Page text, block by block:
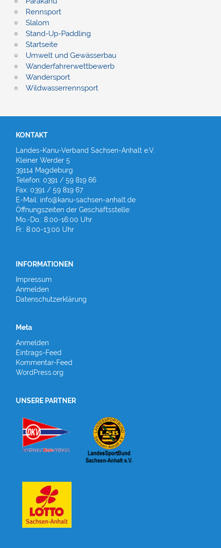
Rennsport
Slalom
Stand-Up-Paddling
Startseite
Umwelt und Gewässerbau
Wanderfahrerwettbewerb
Wandersport
Wildwasserrennsport
KONTAKT
Landes-Kanu-Verband Sachsen-Anhalt e.V.
Kleiner Werder 5
39114 Magdeburg
Telefon: 0391 / 59 819 66
Fax: 0391 / 59 819 67
E-Mail: info@kanu-sachsen-anhalt.de
Öffnungszeiten der Geschäftsstelle:
Mo.-Do.: 8:00-16:00 Uhr
Fr.: 8:00-13:00 Uhr
INFORMATIONEN
Impressum
Anmelden
Datenschutzerklärung
Meta
Anmelden
Eintrags-Feed
Kommentar-Feed
WordPress.org
UNSERE PARTNER